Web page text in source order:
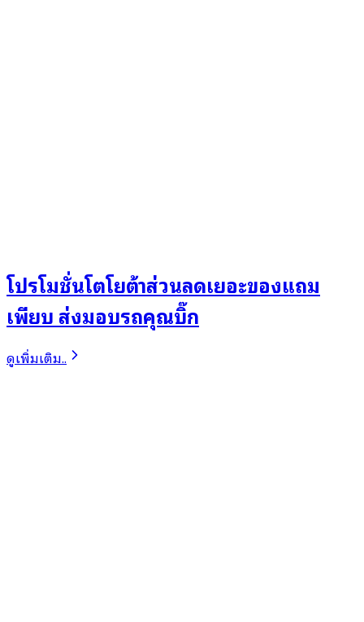
โปรโมชั่นโตโยต้าส่วนลดเยอะของแถม
เพียบ ส่งมอบรถคุณบิ๊ก
ดูเพิ่มเติม..